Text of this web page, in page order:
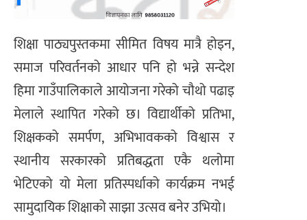
शिक्षा पाठ्यपुस्तकमा सीमित विषय मात्रै होइन,
समाज परिवर्तनको आधार पनि हो भन्ने सन्देश
हिमा गाउँपालिकाले आयोजना गरेको चौथो पढाइ
मेलाले स्थापित गरेको छ। विद्यार्थीको प्रतिभा,
शिक्षकको समर्पण, अभिभावकको विश्वास र
स्थानीय सरकारको प्रतिबद्धता एकै थलोमा
भेटिएको यो मेला प्रतिस्पर्धाको कार्यक्रम नभई
सामुदायिक शिक्षाको साझा उत्सव बनेर उभियो।